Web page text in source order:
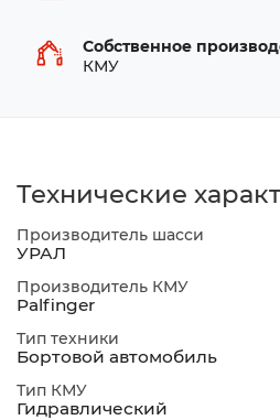
Собственное
КМУ
Технические
Производитель шасси
УРАЛ
Производитель КМУ
Palfinger
Тип техники
Бортовой автомобиль
Тип КМУ
Гидравлический